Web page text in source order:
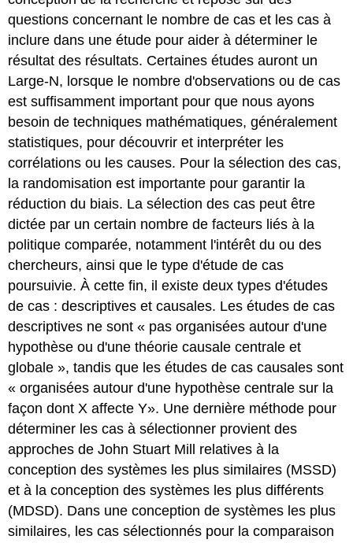
questions concernant le nombre de cas et les cas à
inclure dans une étude pour aider à déterminer le
résultat des résultats. Certaines études auront un
Large-N, lorsque le nombre d'observations ou de cas
est suffisamment important pour que nous ayons
besoin de techniques mathématiques, généralement
statistiques, pour découvrir et interpréter les
corrélations ou les causes. Pour la sélection des cas,
la randomisation est importante pour garantir la
réduction du biais. La sélection des cas peut être
dictée par un certain nombre de facteurs liés à la
politique comparée, notamment l'intérêt du ou des
chercheurs, ainsi que le type d'étude de cas
poursuivie. À cette fin, il existe deux types d'études
de cas : descriptives et causales. Les études de cas
descriptives ne sont « pas organisées autour d'une
hypothèse ou d'une théorie causale centrale et
globale », tandis que les études de cas causales sont
« organisées autour d'une hypothèse centrale sur la
façon dont X affecte Y». Une dernière méthode pour
déterminer les cas à sélectionner provient des
approches de John Stuart Mill relatives à la
conception des systèmes les plus similaires (MSSD)
et à la conception des systèmes les plus différents
(MDSD). Dans une conception de systèmes les plus
similaires, les cas sélectionnés pour la comparaison